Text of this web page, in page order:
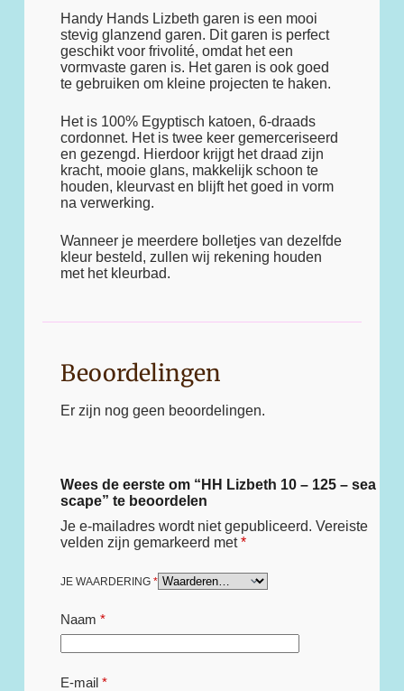
Handy Hands Lizbeth garen is een mooi
stevig glanzend garen. Dit garen is perfect
geschikt voor frivolité, omdat het een
vormvaste garen is. Het garen is ook goed
te gebruiken om kleine projecten te haken.
Het is 100% Egyptisch katoen, 6-draads
cordonnet. Het is twee keer gemerceriseerd
en gezengd. Hierdoor krijgt het draad zijn
kracht, mooie glans, makkelijk schoon te
houden, kleurvast en blijft het goed in vorm
na verwerking.
Wanneer je meerdere bolletjes van dezelfde
kleur besteld, zullen wij rekening houden
met het kleurbad.
Beoordelingen
Er zijn nog geen beoordelingen.
Wees de eerste om “HH Lizbeth 10 – 125 – sea
scape” te beoordelen
Je e-mailadres wordt niet gepubliceerd. Vereiste
velden zijn gemarkeerd met*
JE WAARDERING *
Naam *
E-mail*